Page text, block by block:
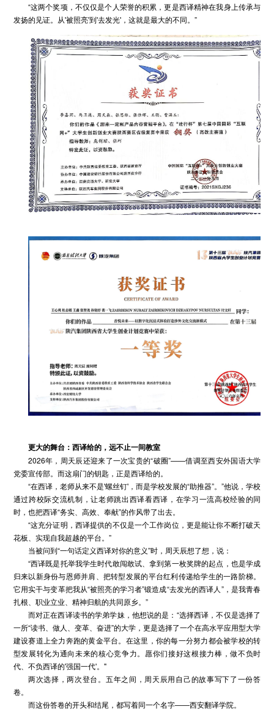
“这两个奖项，不仅仅是个人荣誉的积累，更是西译精神在我身上传承与
发扬的见证。从'被照亮'到'去发光'，这就是最大的不同。”
更大的舞台：西译给的，远不止一间教室
2026年，周天辰还迎来了一次宝贵的“破圈”——借调至西安外国语大学
党委宣传部。而这扇门的钥匙，正是西译给的。
“在西译，老师从来不是'螺丝钉'，而是学校发展的“助推器”。”他说，学校
通过跨校际交流机制，让老师跳出西译看西译，在学习一流高校经验的同
时，也把西译“务实、高效、奉献”的作风带了出去。
“这充分证明，西译提供的不仅是一个工作岗位，更是能让你不断打破天
花板、实现自我超越的平台。”
当被问到“一句话定义西译对你的意义”时，周天辰想了想，说：
“西译既是托举我学生时代敢闯敢试、拿到第一枚奖牌的起点，也是学成
归来以新身份与恩师并肩、把转型发展的平台红利传递给学生的一路阶梯。
它用实干与变革把我从“被照亮的学习者”锻造成“去发光的西译人”，是我青春
扎根、职业立业、精神归航的共同原乡。”
而对正在西译读书的学弟学妹，他想说的是：“选择西译，不仅是选择了
一所“读书、做人、变革、奋进”的大学，更是选择了一个在高水平应用型大学
建设赛道上全力奔跑的黄金平台。在这里，你的每一分努力都会被学校的转
型发展转化为通向未来的核心竞争力。愿你们接好这根接力棒，做不负时
代、不负西译的'强国一代'。"
两次选择，两次登台。五年之间，周天辰用自己的故事写下了一份答
卷。
而这份答卷的开头和结尾，都写着同一个名字——西安翻译学院。